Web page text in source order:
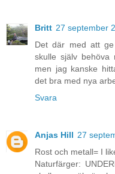
Britt 27 september
Det där med att
skulle själv behöva
men jag kanske
det bra med nya
Svara
Anjas Hill 27
Rost och metall= I
Naturfärger: